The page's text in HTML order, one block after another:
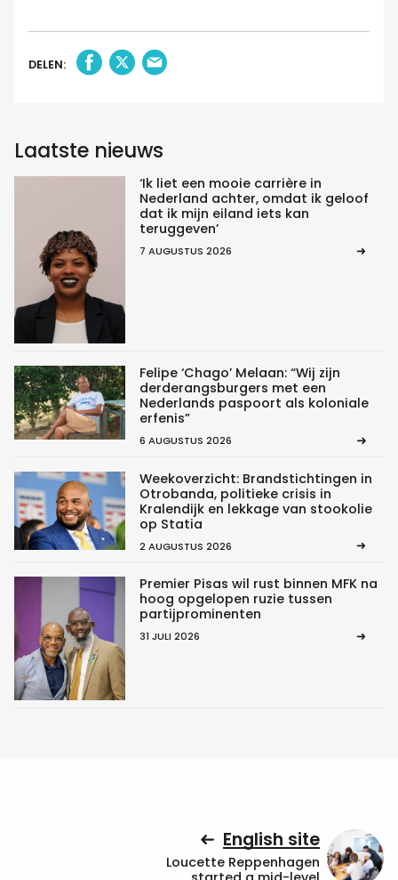
DELEN:
Laatste nieuws
‘Ik liet een mooie carrière in
Nederland achter, omdat ik geloof
dat ik mijn eiland iets kan
teruggeven’
7 AUGUSTUS 2026
Felipe ‘Chago’ Melaan: “Wij zijn
derderangsburgers met een
Nederlands paspoort als koloniale
erfenis”
6 AUGUSTUS 2026
Weekoverzicht: Brandstichtingen in
Otrobanda, politieke crisis in
Kralendijk en lekkage van stookolie
op Statia
2 AUGUSTUS 2026
Premier Pisas wil rust binnen MFK na
hoog opgelopen ruzie tussen
partijprominenten
31 JULI 2026
English site
Loucette Reppenhagen